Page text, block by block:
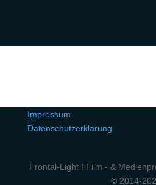
Impressum
Datenschutzerklärung
Frontal-Light I Film - &
© 2014-